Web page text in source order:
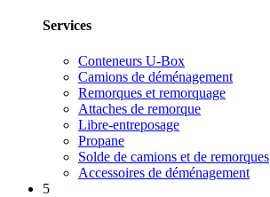
Services
Conteneurs U-Box
Camions de déménagement
Remorques et remorquage
Attaches de remorque
Libre-entreposage
Propane
Solde de camions et de remorques
Accessoires de déménagement
5